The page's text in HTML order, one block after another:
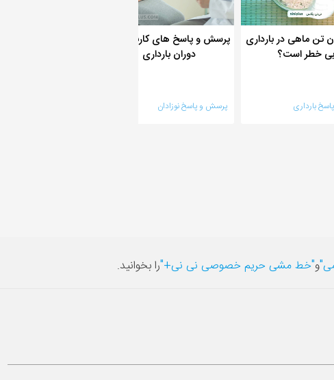
تن ماهی در بارداری
بی خطر است؟
بارداری
پرسش و پاسخ های کاربردی در
دوران بارداری
پرسش و پاسخ نوزادان
و"خط مشی حریم خصوصی نی نی+"را بخوانید.